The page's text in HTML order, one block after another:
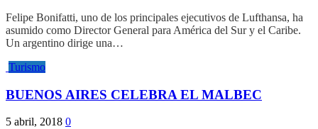
Felipe Bonifatti, uno de los principales ejecutivos de Lufthansa, ha
asumido como Director General para América del Sur y el Caribe.
Un argentino dirige una…
Turismo
BUENOS AIRES CELEBRA EL MALBEC
5 abril, 2018 0